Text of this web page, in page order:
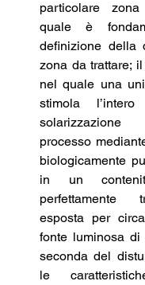
particolare
quale è
definizione della
zona da trattare;
nel quale una
stimola
processo
biologicamente
in un
perfettamente
esposta per
fonte luminosa
seconda del
le